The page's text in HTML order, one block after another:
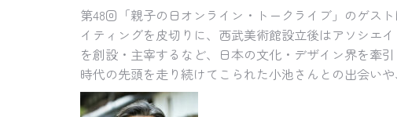
第48回「親子の日オンライン・トークライブ」のゲス
イティングを皮切りに、西武美術館設立後はアソシエ
を創設・主宰するなど、日本の文化・デザイン界を牽
時代の先頭を走り続けてこられた小池さんとの出会い